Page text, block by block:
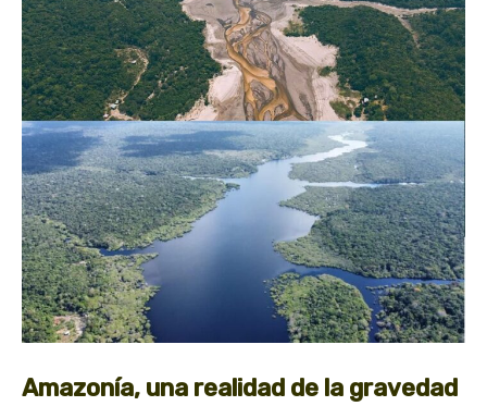
Amazonía, una realidad de la gravedad